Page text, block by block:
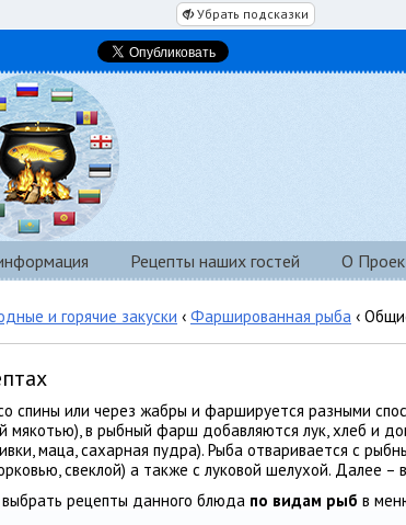
Убрать подсказки
Рецепты наших гостей О
и горячие закуски ‹ Фаршированная рыба ‹
спины или через жабры и фаршируется разными
мякотью), в рыбный фарш добавляются лук, хлеб и
маца, сахарная пудра). Рыба отваривается с
свеклой) а также с луковой шелухой. Далее –
рецепты данного блюда по видам рыб в